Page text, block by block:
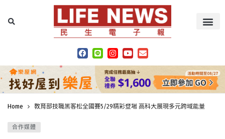
Home 教育部技職黑客松全國賽5/29精彩登場 高科大展現多元跨域能量
合作媒體